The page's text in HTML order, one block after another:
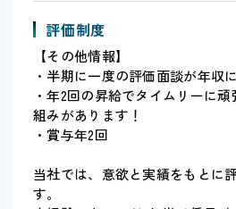
評価制度
【その他情報】
・半期に一度の評価面談が年収
・年2回の昇給でタイムリーに
組みがあります！
・賞与年2回
当社では、意欲と実績をもとに
す。